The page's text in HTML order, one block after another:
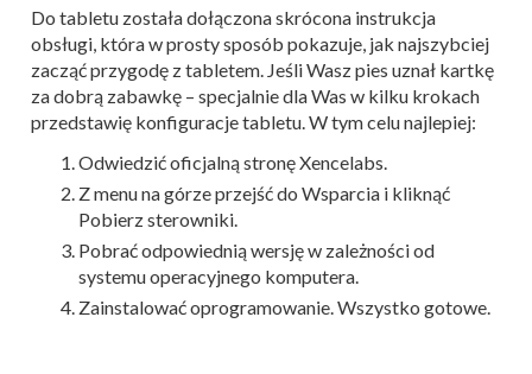
Do tabletu została dołączona skrócona instrukcja
obsługi, która w prosty sposób pokazuje, jak najszybciej
zacząć przygodę z tabletem. Jeśli Wasz pies uznał kartkę
za dobrą zabawkę – specjalnie dla Was w kilku krokach
przedstawię konfiguracje tabletu. W tym celu najlepiej:
Odwiedzić oficjalną stronę Xencelabs.
Z menu na górze przejść do Wsparcia i kliknąć
Pobierz sterowniki.
Pobrać odpowiednią wersję w zależności od
systemu operacyjnego komputera.
Zainstalować oprogramowanie. Wszystko gotowe.